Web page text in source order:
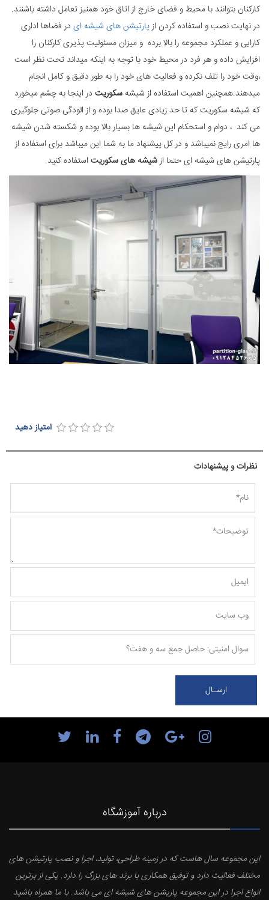
کارکنان بتوانند با محیط و فضای خارج از اتاق خود همنیز تعامل داشته باشنند.
در نهایت نصب و استفاده کردن ازپارتیشن های شیشه ای در فضاها اداری
کارایی و عملکرد مجموعه را بالا برده و میزان مسئولیت پذیری کارکنان را
افزایش داده و هر فرد در محیط خود با توجه به اینکه میداند تحت نظر است
،وقت خود را تلف نکرده و فعالیت های خود را به طور دقیق و کامل انجام
میدهند.همچنین اهمیت استفاده از شیشه سکوریت در اینجا به چشم میخورد
که شیشه سکوریت که تا حد زیادی عایق صدا بوده و از الودگی صوتی جلوگیری
می کند ، دوام و استحکام این شیشه ها بسیار بالا بوده و شکسته شدن شیشه
ها امری رایج نمیباشد و در کل پیشنهاد ما به شما این میباشد برای استفاده از
پارتیشن های شیشه ای حتما ازشیشه های سکوریتاستفاده کنید.
امتیاز دهید
نظرات و پیشنهادات
درباره آموزشگاه
این مجموعه سال هاست که در زمینه طراحی، تولید، اجرا و نصب پارتیشن های
مختلف فعالیت دارد و توفیق همکاری با برند های بزرگ را دارد. یکی از برترین
انواع اجرا در این مجموعه پاریشن های شیشه ای می باشد. با ما همراه باشید